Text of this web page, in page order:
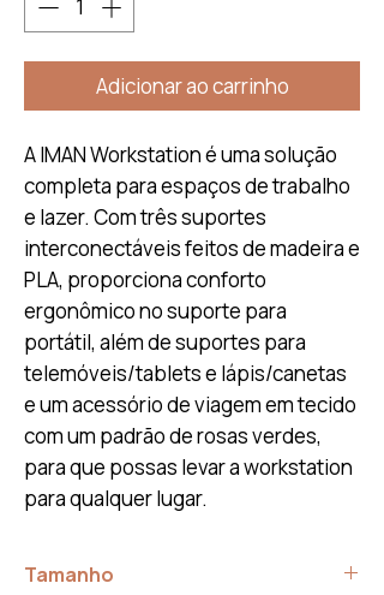
Adicionar ao carrinho
A IMAN Workstation é uma solução
completa para espaços de trabalho
e lazer. Com três suportes
interconectáveis feitos de madeira e
PLA, proporciona conforto
ergonômico no suporte para
portátil, além de suportes para
telemóveis/tablets e lápis/canetas
e um acessório de viagem em tecido
com um padrão de rosas verdes,
para que possas levar a workstation
para qualquer lugar.
Tamanho